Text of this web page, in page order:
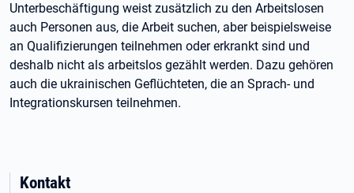
Unterbeschäftigung weist zusätzlich zu den Arbeitslosen
auch Personen aus, die Arbeit suchen, aber beispielsweise
an Qualifizierungen teilnehmen oder erkrankt sind und
deshalb nicht als arbeitslos gezählt werden. Dazu gehören
auch die ukrainischen Geflüchteten, die an Sprach- und
Integrationskursen teilnehmen.
Kontakt